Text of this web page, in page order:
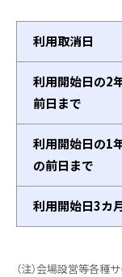
利用取消日
利用開始日の2
前日まで
利用開始日の1
の前日まで
利用開始日3カ
（注）会場設営等各